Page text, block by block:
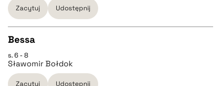
Zacytuj Udostępnij
CZYSTY TEKST
Bessa
s. 6 - 8
Sławomir Bołdok
Zacytuj Udostępnij